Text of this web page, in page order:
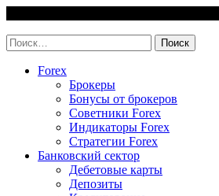
content
Найти:
Forex
Брокеры
Бонусы от брокеров
Советники Forex
Индикаторы Forex
Стратегии Forex
Банковский сектор
Дебетовые карты
Депозиты